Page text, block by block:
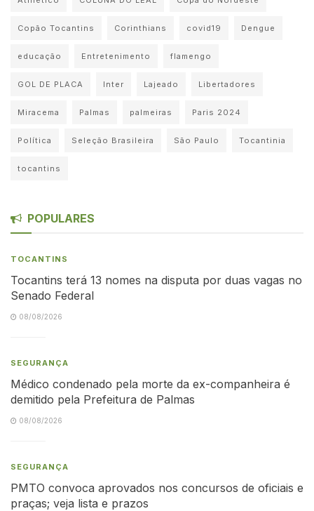
Copão Tocantins Corinthians covid19 Dengue
educação Entretenimento flamengo
GOL DE PLACA Inter Lajeado Libertadores
Miracema Palmas palmeiras Paris 2024
Política Seleção Brasileira São Paulo Tocantinia
tocantins
POPULARES
TOCANTINS
Tocantins terá 13 nomes na disputa por duas vagas no
Senado Federal
08/08/2026
SEGURANÇA
Médico condenado pela morte da ex-companheira é
demitido pela Prefeitura de Palmas
08/08/2026
SEGURANÇA
PMTO convoca aprovados nos concursos de oficiais e
praças; veja lista e prazos